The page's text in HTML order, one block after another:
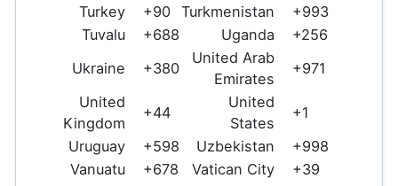
Turkey
+90 Turkmenistan
+993
Tuvalu
+688 Uganda
+256
Ukraine
+380
United Arab
Emirates
+971
United
Kingdom
+44
United
States
+1
Uruguay
+598 Uzbekistan
+998
Vanuatu
+678 Vatican City
+39